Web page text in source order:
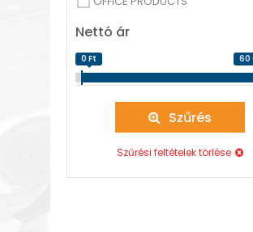
Nettó ár
0 Ft 60
Szűrés
Szűrési feltételek törlése